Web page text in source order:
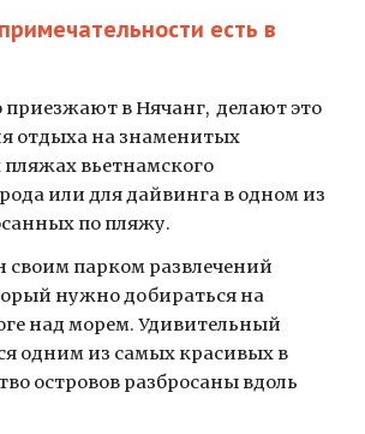
есть в
приезжают в Нячанг,  делают это
отдыха на знаменитых
вьетнамского
или для дайвинга в одном из
по пляжу.
своим парком развлечений
нужно добираться на
над морем. Удивительный
одним из самых красивых в
островов разбросаны вдоль